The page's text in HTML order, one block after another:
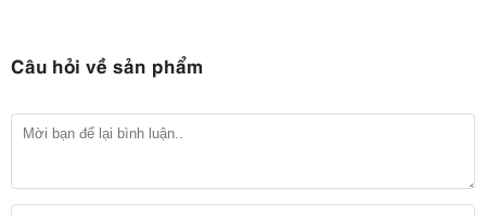
Câu hỏi về sản phẩm